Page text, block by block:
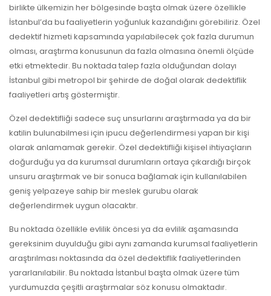
birlikte ülkemizin her bölgesinde başta olmak üzere özellikle
İstanbul’da bu faaliyetlerin yoğunluk kazandığını görebiliriz. Özel
dedektif hizmeti kapsamında yapılabilecek çok fazla durumun
olması, araştırma konusunun da fazla olmasına önemli ölçüde
etki etmektedir. Bu noktada talep fazla olduğundan dolayı
İstanbul gibi metropol bir şehirde de doğal olarak dedektiflik
faaliyetleri artış göstermiştir.
Özel dedektifliği sadece suç unsurlarını araştırmada ya da bir
katilin bulunabilmesi için ipucu değerlendirmesi yapan bir kişi
olarak anlamamak gerekir. Özel dedektifliği kişisel ihtiyaçların
doğurduğu ya da kurumsal durumların ortaya çıkardığı birçok
unsuru araştırmak ve bir sonuca bağlamak için kullanılabilen
geniş yelpazeye sahip bir meslek gurubu olarak
değerlendirmek uygun olacaktır.
Bu noktada özellikle evlilik öncesi ya da evlilik aşamasında
gereksinim duyulduğu gibi aynı zamanda kurumsal faaliyetlerin
araştırılması noktasında da özel dedektiflik faaliyetlerinden
yararlanılabilir. Bu noktada İstanbul başta olmak üzere tüm
yurdumuzda çeşitli araştırmalar söz konusu olmaktadır.